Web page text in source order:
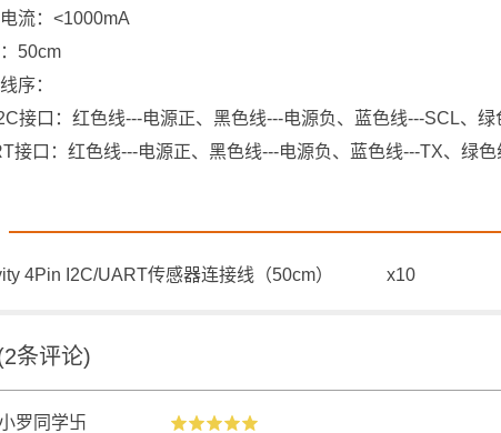
流：<1000mA
50cm
序：
接口：红色线---电源正、黑色线---电源负、蓝色线---SCL、绿
接口：红色线---电源正、黑色线---电源负、蓝色线---TX、绿色
4Pin I2C/UART传感器连接线（50cm） x10
2条评论)
罗同学卐